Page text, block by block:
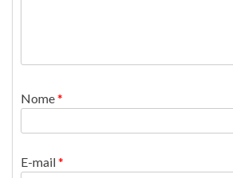
Nome*
E-mail*